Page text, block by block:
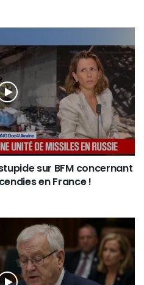
sur BFM concernant
en France !